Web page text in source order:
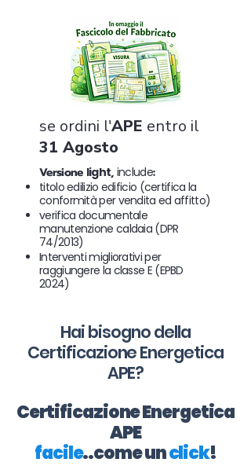
se ordini l'APE entro il
31 Agosto
Versione light, include:
titolo edilizio edificio (certifica la
conformità per vendita ed affitto)
verifica documentale
manutenzione caldaia (DPR
74/2013)
Interventi migliorativi per
raggiungere la classe E (EPBD
2024)
Hai bisogno della
Certificazione Energetica
APE?
Certificazione Energetica
APE
facile..come unclick!